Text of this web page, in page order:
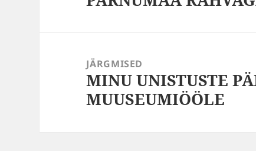
JÄRGMISED
Järgmine
postitus:
MINU UNISTUSTE
MUUSEUMIÖÖLE